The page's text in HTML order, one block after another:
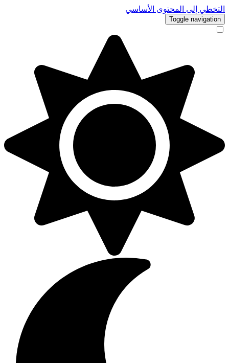
إلى المحتوى الأساسي
Toggle